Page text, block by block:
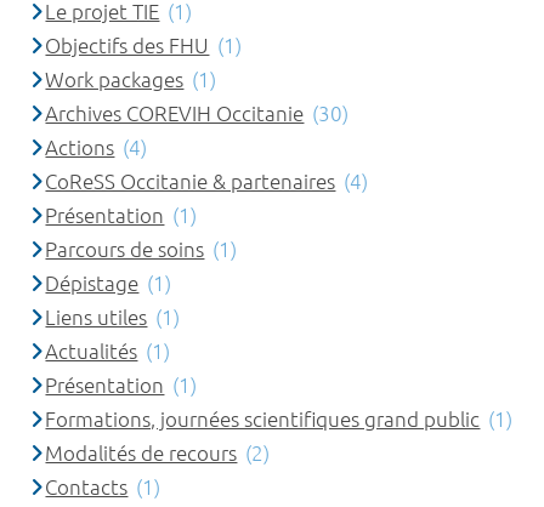
Le projet TIE (1)
Objectifs des FHU (1)
Work packages (1)
Archives COREVIH Occitanie (30)
Actions (4)
CoReSS Occitanie & partenaires (4)
Présentation (1)
Parcours de soins (1)
Dépistage (1)
Liens utiles (1)
Actualités (1)
Présentation (1)
Formations, journées scientifiques grand public (1)
Modalités de recours (2)
Contacts (1)